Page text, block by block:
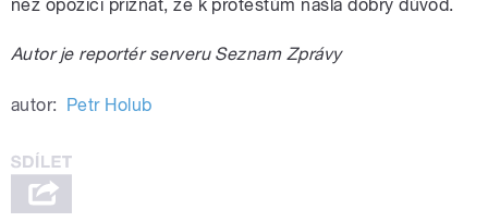
než opozici přiznat, že k protestům našla dobrý důvod.
Autor je reportér serveru Seznam Zprávy
autor: Petr Holub